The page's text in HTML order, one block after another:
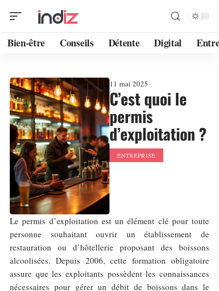
Bien-être Conseils Détente Digital
11 mai 2025
C’est quoi le
permis
d’exploitation ?
ENTREPRISE
Le permis d’exploitation est un élément clé pour toute
personne souhaitant ouvrir un établissement de
restauration ou d’hôtellerie proposant des boissons
alcoolisées. Depuis 2006, cette formation obligatoire
assure que les exploitants possèdent les connaissances
nécessaires pour gérer un débit de boissons dans le